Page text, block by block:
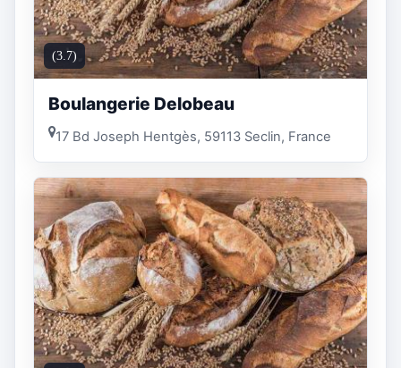
(3.7)
Boulangerie Delobeau
17 Bd Joseph Hentgès, 59113 Seclin, France